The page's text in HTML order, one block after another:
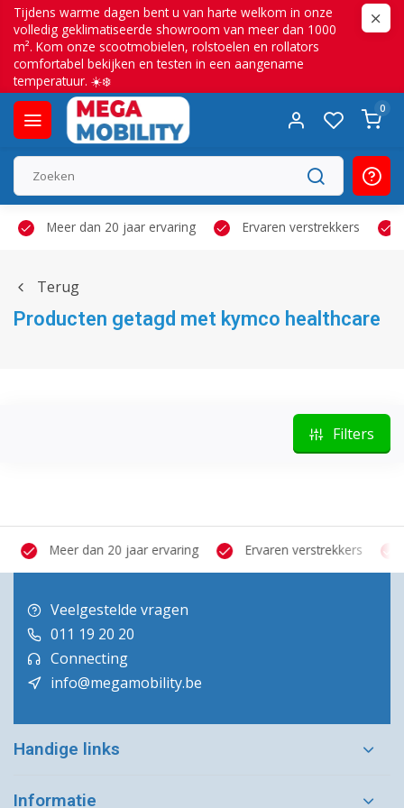
Tijdens warme dagen bent u van harte welkom in onze
volledig geklimatiseerde showroom van meer dan 1000
m². Kom onze scootmobielen, rolstoelen en rollators
comfortabel bekijken en testen in een aangename
temperatuur. ☀️❄️
0
Meer dan 20 jaar ervaring Ervaren verstrekkers
Terug
Producten getagd met kymco healthcare
Filters
Meer dan 20 jaar ervaring Ervaren verstrekkers
Veelgestelde vragen
011 19 20 20
Connecting
info@megamobility.be
Handige links
Informatie